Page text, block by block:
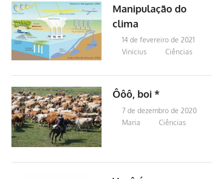
Manipulação do
clima
14 de fevereiro de 2021
Vinicius
Ciências
Ôôô, boi *
7 de dezembro de 2020
Maria
Ciências